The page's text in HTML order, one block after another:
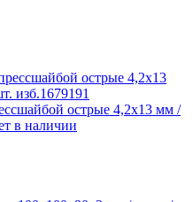
острые 4,2х13 мм /
в наличии